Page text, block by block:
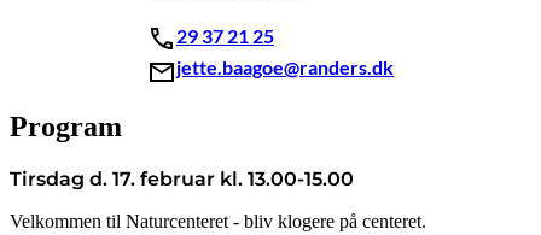
29 37 21 25
jette.baagoe@randers.dk
Program
Tirsdag d. 17. februar kl. 13.00-15.00
Velkommen til Naturcenteret - bliv klogere på centeret.